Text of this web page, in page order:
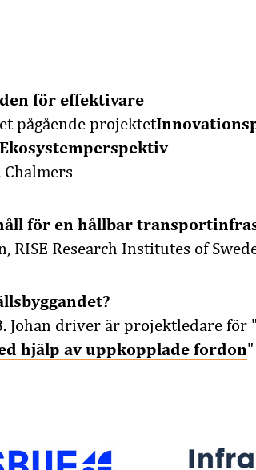
för effektivare
pågående projektet
för en hållbar
RISE Research Institutes of
Johan driver är projektledare för "
hjälp av uppkopplade fordon